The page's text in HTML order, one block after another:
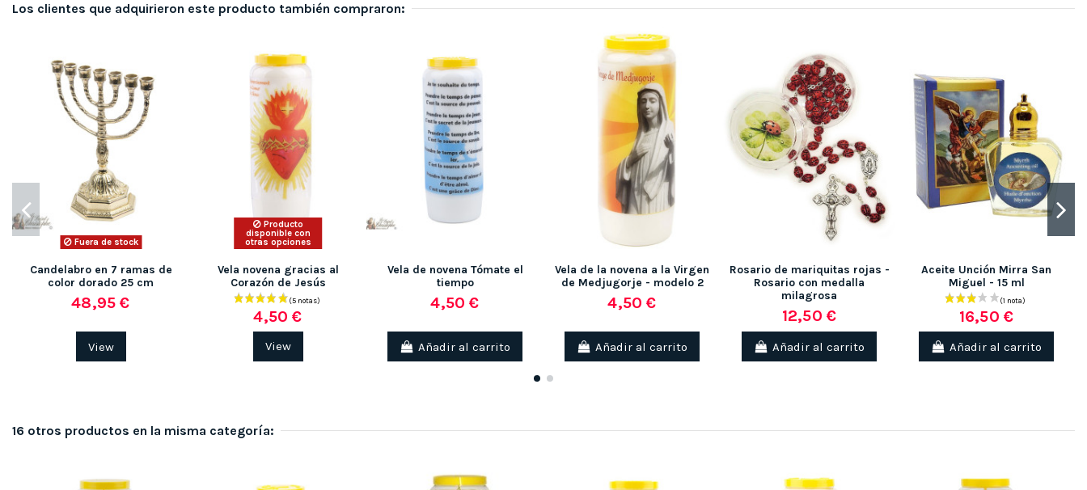
Los clientes que adquirieron este producto también compraron:
Fuera de stock
Candelabro en 7 ramas de
color dorado 25 cm
48,95 €
View
Producto
disponible con
otras opciones
Vela novena gracias al
Corazón de Jesús
4,50 €
View
Vela de novena Tómate el
tiempo
4,50 €
Añadir al carrito
Vela de la novena a la Virgen
de Medjugorje - modelo 2
4,50 €
Añadir al carrito
Rosario de mariquitas rojas -
Rosario con medalla
milagrosa
12,50 €
Añadir al carrito
Aceite Unción Mirra San
Miguel - 15 ml
16,50 €
Añadir al carrito
16 otros productos en la misma categoría: